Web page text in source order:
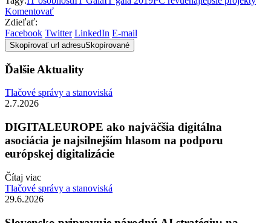
Komentovať
Zdieľať:
Facebook Twitter LinkedIn E-mail
Skopírovať url adresuSkopírované
Ďalšie Aktuality
Tlačové správy a stanoviská
2.7.2026
DIGITALEUROPE ako najväčšia digitálna
asociácia je najsilnejším hlasom na podporu
európskej digitalizácie
Čítaj viac
Tlačové správy a stanoviská
29.6.2026